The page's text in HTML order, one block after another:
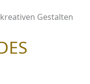
Gestalten